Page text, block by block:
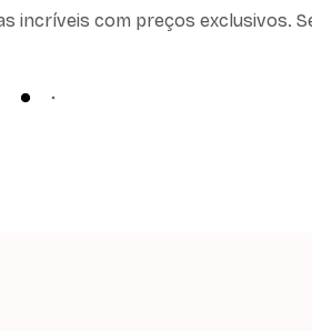
incríveis com preços exclusivos.